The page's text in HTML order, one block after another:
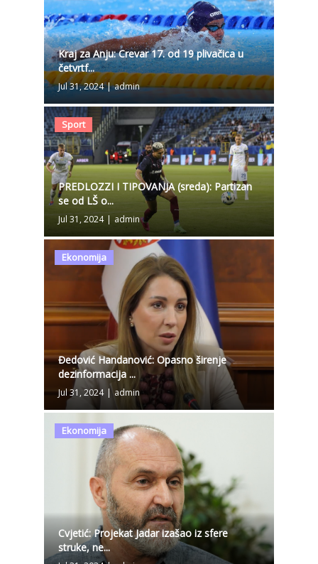
Kraj za Anju: Crevar 17. od 19 plivačica u
četvrtf...
Jul 31, 2024 | admin
Sport
PREDLOZZI I TIPOVANJA (sreda): Partizan
se od LŠ o...
Jul 31, 2024 | admin
Ekonomija
Đedović Handanović: Opasno širenje
dezinformacija ...
Jul 31, 2024 | admin
Ekonomija
Cvjetić: Projekat Jadar izašao iz sfere
struke, ne...